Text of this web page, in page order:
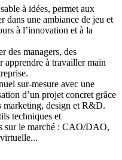
à idées, permet aux
dans une ambiance de jeu et
à l’innovation et à la
des managers, des
apprendre à travailler main
sur-mesure avec une
d’un projet concret grâce
marketing, design et R&D.
techniques et
sur le marché : CAO/DAO,